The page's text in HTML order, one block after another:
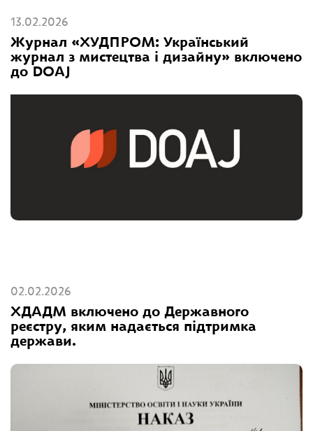
13.02.2026
Журнал «ХУДПРОМ: Український
журнал з мистецтва і дизайну» включено
до DOAJ
02.02.2026
ХДАДМ включено до Державного
реєстру, яким надається підтримка
держави.